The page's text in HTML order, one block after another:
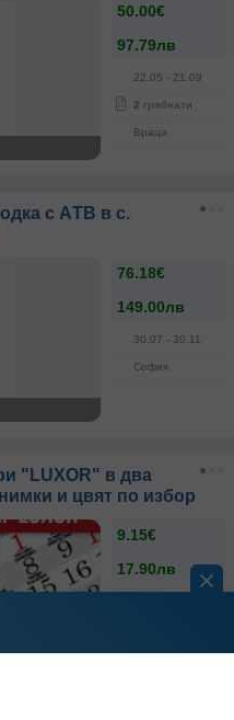
50.00€
97.79лв
22.05 - 21.09
2 грабнати
Враца
с АTВ в с.
76.18€
149.00лв
30.07 - 30.11
София
"LUXOR" в два
и цвят по избор
9.15€
17.90лв